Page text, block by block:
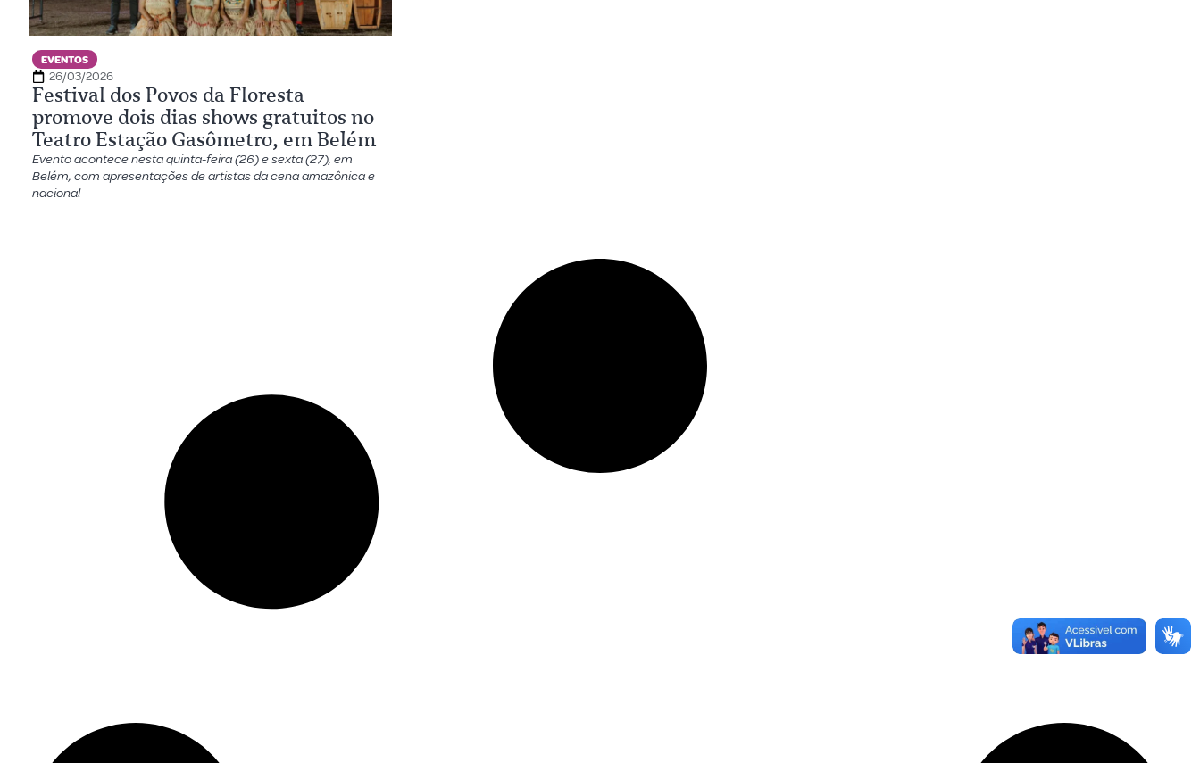
EVENTOS
26/03/2026
Festival dos Povos da Floresta
promove dois dias shows gratuitos no
Teatro Estação Gasômetro, em Belém
Evento acontece nesta quinta-feira (26) e sexta (27), em
Belém, com apresentações de artistas da cena amazônica e
nacional